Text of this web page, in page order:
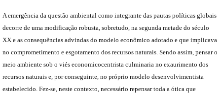
A emergência da questão ambiental como integrante das pautas políticas globais
decorre de uma modificação robusta, sobretudo, na segunda metade do século
XX e as consequências advindas do modelo econômico adotado e que implicava
no comprometimento e esgotamento dos recursos naturais. Sendo assim, pensar o
meio ambiente sob o viés economicocentrista culminaria no exaurimento dos
recursos naturais e, por conseguinte, no próprio modelo desenvolvimentista
estabelecido. Fez-se, neste contexto, necessário repensar toda a ótica que